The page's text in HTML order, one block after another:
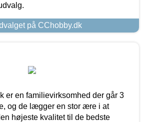
på CChobby.dk
er en familievirksomhed der går 3
og de lægger en stor ære i at
højeste kvalitet til de bedste